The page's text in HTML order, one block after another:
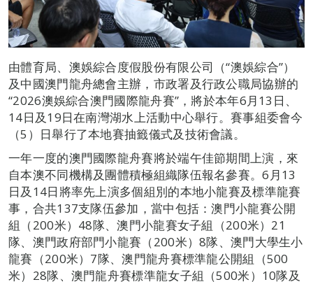
由體育局、澳娛綜合度假股份有限公司（“澳娛綜合”）
及中國澳門龍舟總會主辦，市政署及行政公職局協辦的
“2026澳娛綜合澳門國際龍舟賽”，將於本年6月13日、
14日及19日在南灣湖水上活動中心舉行。賽事組委會今
（5）日舉行了本地賽抽籤儀式及技術會議。
一年一度的澳門國際龍舟賽將於端午佳節期間上演，來
自本澳不同機構及團體積極組織隊伍報名參賽。6月13
日及14日將率先上演多個組別的本地小龍賽及標準龍賽
事，合共137支隊伍參加，當中包括：澳門小龍賽公開
組（200米）48隊、澳門小龍賽女子組（200米）21
隊、澳門政府部門小龍賽（200米）8隊、澳門大學生小
龍賽（200米）7隊、澳門龍舟賽標準龍公開組（500
米）28隊、澳門龍舟賽標準龍女子組（500米）10隊及